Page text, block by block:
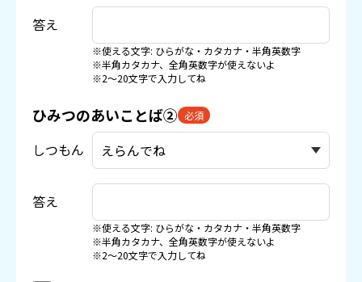
答え
※使える文字: ひらがな・カタカナ・半角英数字
※半角カタカナ、全角英数字が使えないよ
※2〜20文字で入力してね
ひみつのあいことば② 必須
しつもん
答え
※使える文字: ひらがな・カタカナ・半角英数字
※半角カタカナ、全角英数字が使えないよ
※2〜20文字で入力してね